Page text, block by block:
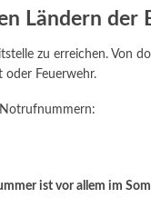
Ländern der
zu erreichen. Von
oder Feuerwehr.
Notrufnummern:
ist vor allem im